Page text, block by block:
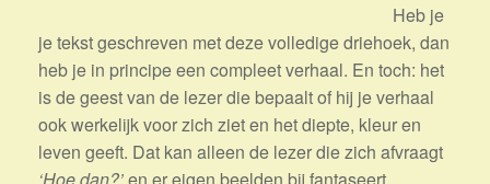
Heb je
je tekst geschreven met deze volledige driehoek, dan
heb je in principe een compleet verhaal. En toch: het
is de geest van de lezer die bepaalt of hij je verhaal
ook werkelijk voor zich ziet en het diepte, kleur en
leven geeft. Dat kan alleen de lezer die zich afvraagt